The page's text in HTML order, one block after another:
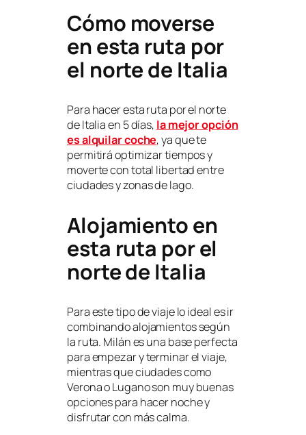
Cómo moverse
en esta ruta por
el norte de Italia
Para hacer esta ruta por el norte
de Italia en 5 días, la mejor opción
es alquilar coche, ya que te
permitirá optimizar tiempos y
moverte con total libertad entre
ciudades y zonas de lago.
Alojamiento en
esta ruta por el
norte de Italia
Para este tipo de viaje lo ideal es ir
combinando alojamientos según
la ruta. Milán es una base perfecta
para empezar y terminar el viaje,
mientras que ciudades como
Verona o Lugano son muy buenas
opciones para hacer noche y
disfrutar con más calma.